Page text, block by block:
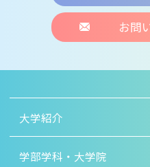
お問
大学紹介
学部学科・大学院